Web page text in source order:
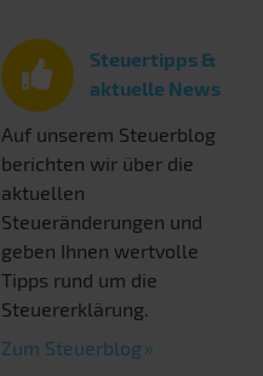
Steuertipps &
aktuelle News
Auf unserem Steuerblog
berichten wir über die
aktuellen
Steueränderungen und
geben Ihnen wertvolle
Tipps rund um die
Steuererklärung.
Zum Steuerblog